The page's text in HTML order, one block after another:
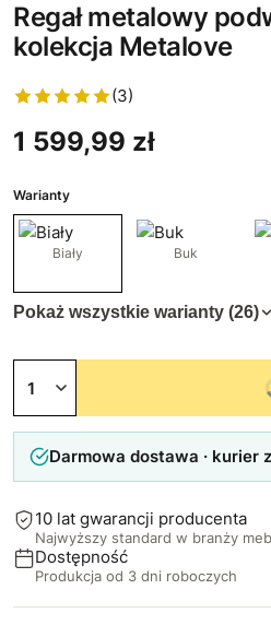
Regał metalowy
kolekcja Metalove
(3)
1 599,99 zł
Warianty
Biały Buk
Pokaż wszystkie warianty (26)
Darmowa dostawa · kurier
10 lat gwarancji producenta
Najwyższy standard w branży
Dostępność
Produkcja od 3 dni roboczych